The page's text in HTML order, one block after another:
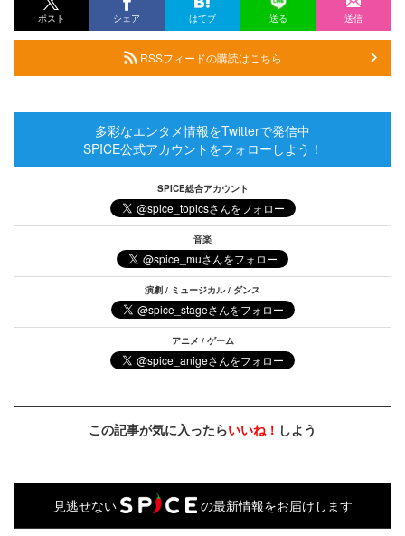
ポスト シェア はてブ 送る 送信
RSSフィードの購読はこちら
多彩なエンタメ情報をTwitterで発信中
SPICE公式アカウントをフォローしよう！
SPICE総合アカウント
音楽
演劇 / ミュージカル / ダンス
アニメ / ゲーム
この記事が気に入ったらいいね！ しよう
見逃せない の最新情報をお届けします